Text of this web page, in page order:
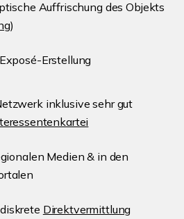
Auffrischung des Objekts
)
Erstellung
inklusive sehr gut
Medien & in den
Direktvermittlung